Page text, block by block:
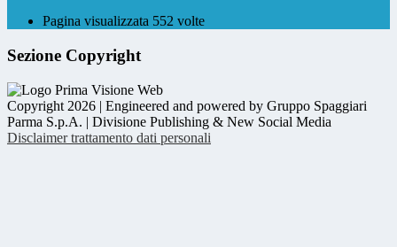
Pagina visualizzata 552 volte
Sezione Copyright
Copyright 2026 | Engineered and powered by Gruppo Spaggiari
Parma S.p.A. | Divisione Publishing & New Social Media
Disclaimer trattamento dati personali